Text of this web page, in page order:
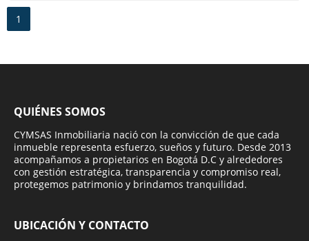
1
QUIÉNES SOMOS
CYMSAS Inmobiliaria nació con la convicción de que cada
inmueble representa esfuerzo, sueños y futuro. Desde 2013
acompañamos a propietarios en Bogotá D.C y alrededores
con gestión estratégica, transparencia y compromiso real,
protegemos patrimonio y brindamos tranquilidad.
UBICACIÓN Y CONTACTO